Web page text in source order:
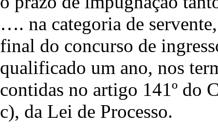
…. na categoria de
final do concurso de
qualificado um ano, nos
contidas no artigo 141º do
c), da Lei de Processo.